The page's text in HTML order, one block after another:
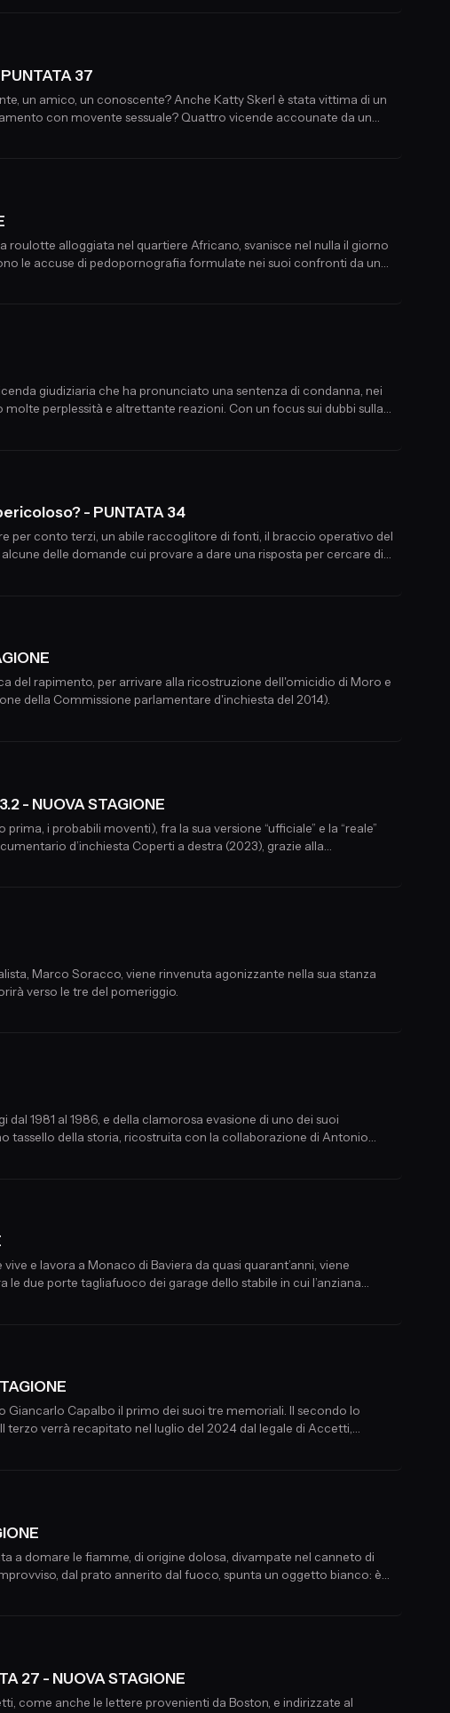
37
un amico, un conoscente? Anche Katty Skerl è stata vittima di un
con movente sessuale? Quattro vicende accounate da un
le accuse di pedopornografia formulate nei suoi confronti da un
giudiziaria che ha pronunciato una sentenza di condanna, nei
perplessità e altrettante reazioni. Con un focus sui dubbi sulla
quaranta giorni dopo la morte di Sarah.
- PUNTATA 34
per conto terzi, un abile raccoglitore di fonti, il braccio operativo del
delle domande cui provare a dare una risposta per cercare di
del rapimento, per arrivare alla ricostruzione dell'omicidio di Moro e
politiche fra immediate e più lontane nel tempo (fino all'istituzione della Commissione parlamentare d'inchiesta del 2014).
- NUOVA STAGIONE
i probabili moventi), fra la sua versione “ufficiale” e la “reale”
d’inchiesta Coperti a destra (2023), grazie alla
Marco Soracco, viene rinvenuta agonizzante nella sua stanza
verso le tre del pomeriggio.
1981 al 1986, e della clamorosa evasione di uno dei suoi
tassello della storia, ricostruita con la collaborazione di Antonio
e lavora a Monaco di Baviera da quasi quarant’anni, viene
due porte tagliafuoco dei garage dello stabile in cui l’anziana
è il metalmeccanico senegalese Louis Dassilva, amante di
Giancarlo Capalbo il primo dei suoi tre memoriali. Il secondo lo
terzo verrà recapitato nel luglio del 2024 dal legale di Accetti,
di Emanuela Orlandi e di Mirella Gregori.
a domare le fiamme, di origine dolosa, divampate nel canneto di
dal prato annerito dal fuoco, spunta un oggetto bianco: è
bruciata.
27 - NUOVA STAGIONE
come anche le lettere provenienti da Boston, e indirizzate al